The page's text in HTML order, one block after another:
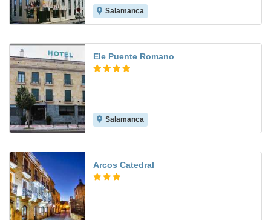
Salamanca
Ele Puente Romano
Salamanca
Arcos Catedral